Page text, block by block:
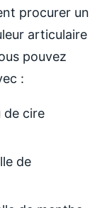
procurer un
articulaire
pouvez
:
de cire
de